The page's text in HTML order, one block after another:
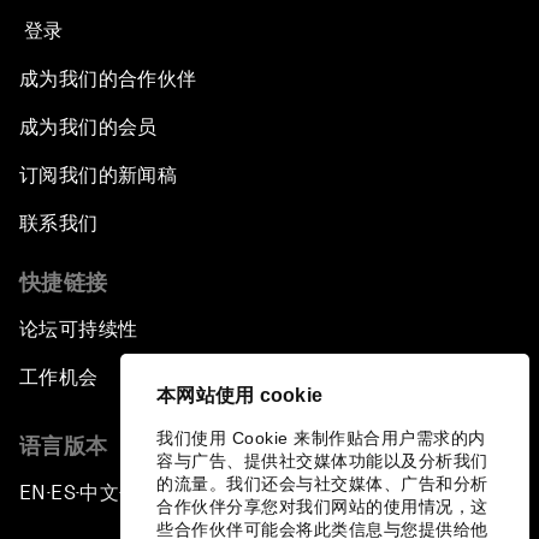
本网站使用 cookie
我们使用 Cookie 来制作贴合用户需求的内
容与广告、提供社交媒体功能以及分析我们
的流量。我们还会与社交媒体、广告和分析
合作伙伴分享您对我们网站的使用情况，这
些合作伙伴可能会将此类信息与您提供给他
登录
成为我们的合作伙伴
成为我们的会员
订阅我们的新闻稿
联系我们
快捷链接
论坛可持续性
工作机会
语言版本
EN ▪ES▪中文▪ 日本語